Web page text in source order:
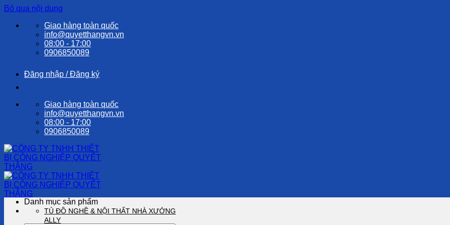
Bỏ qua nội dung
Giao hàng toàn quốc
info@quyetthangvn.vn
08:00 - 17:00
0906850089
Đăng nhập / Đăng ký
Giao hàng toàn quốc
info@quyetthangvn.vn
08:00 - 17:00
0906850089
Danh mục sản phẩm
TỦ ĐỒ NGHỀ & NỘI THẤT NHÀ XƯỞNG
ALLY